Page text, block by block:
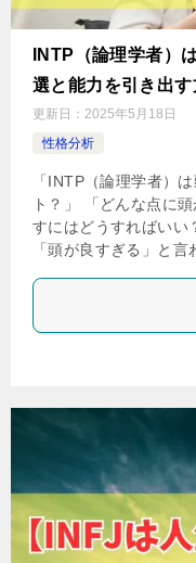
INTP（論理学者）
選と能力を引き出す
更新日： 2025年5月18日
性格分析
「INTP（論理学者）
ト？」 「どんな点に
すにはどうすればいい
「頭が良すぎる」と